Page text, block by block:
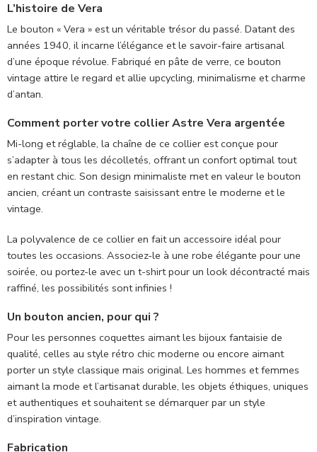
L’histoire de Vera
Le bouton « Vera » est un véritable trésor du passé. Datant des
années 1940, il incarne l’élégance et le savoir-faire artisanal
d’une époque révolue. Fabriqué en pâte de verre, ce bouton
vintage attire le regard et allie upcycling, minimalisme et charme
d’antan.
Comment porter votre collier Astre Vera argentée
Mi-long et réglable, la chaîne de ce collier est conçue pour
s’adapter à tous les décolletés, offrant un confort optimal tout
en restant chic. Son design minimaliste met en valeur le bouton
ancien, créant un contraste saisissant entre le moderne et le
vintage.
La polyvalence de ce collier en fait un accessoire idéal pour
toutes les occasions. Associez-le à une robe élégante pour une
soirée, ou portez-le avec un t-shirt pour un look décontracté mais
raffiné, les possibilités sont infinies !
Un bouton ancien, pour qui ?
Pour les personnes coquettes aimant les bijoux fantaisie de
qualité, celles au style rétro chic moderne ou encore aimant
porter un style classique mais original. Les hommes et femmes
aimant la mode et l’artisanat durable, les objets éthiques, uniques
et authentiques et souhaitent se démarquer par un style
d’inspiration vintage.
Fabrication